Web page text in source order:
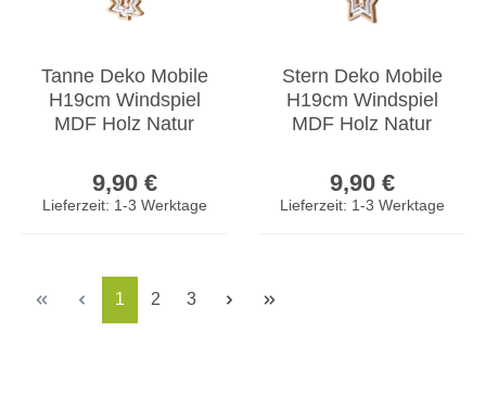
Tanne Deko Mobile
H19cm Windspiel
MDF Holz Natur
Weihnachtsbaum
Hängedeko
9,90 €
Lieferzeit: 1-3 Werktage
Stern Deko Mobile
H19cm Windspiel
MDF Holz Natur
Hängedeko Deko
9,90 €
Lieferzeit: 1-3 Werktage
Seite
1 Seite
2 Seite
3